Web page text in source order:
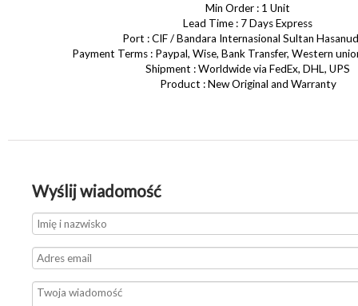
Min Order : 1 Unit
Lead Time : 7 Days Express
Port : CIF / Bandara Internasional Sultan
Payment Terms : Paypal, Wise, Bank Transfer, Western
Shipment : Worldwide via FedEx, DHL, UPS
Product : New Original and Warranty
Wyślij wiadomość